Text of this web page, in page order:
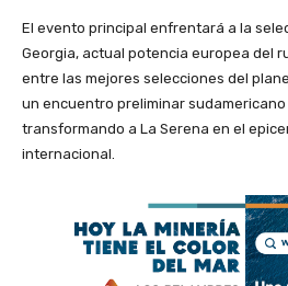
El evento principal enfrentará a la
Georgia, actual potencia europea del
entre las mejores selecciones del
un encuentro preliminar sudamericano
transformando a La Serena en el
internacional.